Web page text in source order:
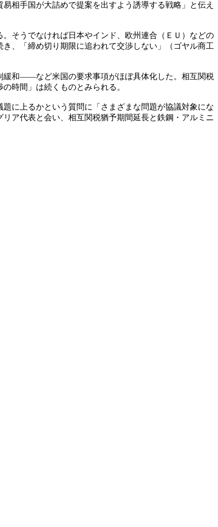
相手国が大詰めで提案を出すよう誘導する戦略」と伝え
そうでなければ日本やインド、欧州連合（ＥＵ）などの
、「締め切り期限に追われて交渉しない」（ゴヤル商工
和――など米国の要求事項がほぼ具体化した。相互関税
時間」は続くものとみられる。
に上るかという質問に「さまざまな問題が協議対象にな
ア代表と会い、相互関税猶予期間延長と鉄鋼・アルミニ